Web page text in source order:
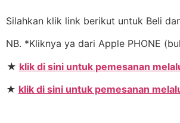
Silahkan klik link berikut untuk Beli
NB. *Kliknya ya dari Apple PHONE
★ klik di sini untuk pemesanan
★ klik di sini untuk pemesanan